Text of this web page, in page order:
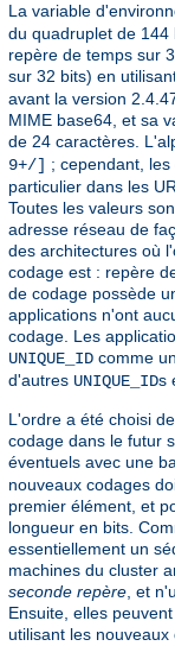
La variable
du quadruplet de 144
repère de temps sur
sur 32 bits) en
avant la version
MIME base64, et sa
de 24 caractères.
9+/] ; cependant,
particulier dans les
Toutes les valeurs
adresse réseau de
des architectures où
codage est : repère
de codage possède
applications n'ont
codage. Les
UNIQUE_ID comme
d'autres UNIQUE_IDs
L'ordre a été choisi
codage dans le futur
éventuels avec une
nouveaux codages
premier élément, et
longueur en bits.
essentiellement un
machines du cluster
seconde repère, et
Ensuite, elles
utilisant les nouveaux